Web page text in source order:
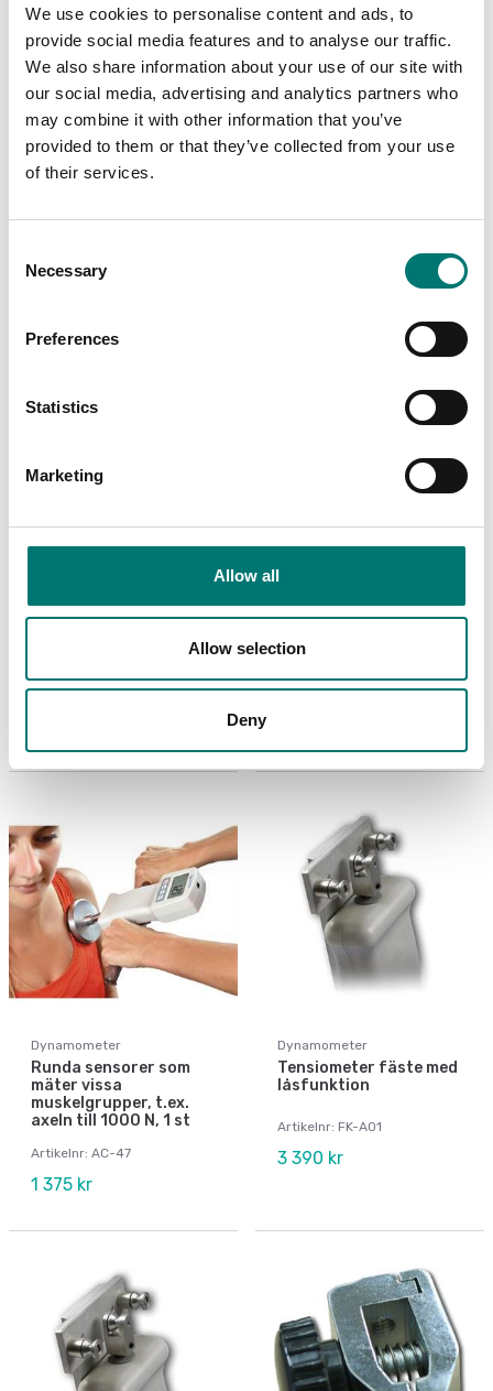
We use cookies to personalise content and ads, to
provide social media features and to analyse our traffic.
We also share information about your use of our site with
our social media, advertising and analytics partners who
may combine it with other information that you’ve
provided to them or that they’ve collected from your use
of their services.
Selection
Necessary
Preferences
Statistics
Marketing
Allow all
Allow selection
Deny
Dynamometer
Premium provbänk för
38 380 kr
Dynamometer
Pris från: 57 400 kr
Premiummotoriserad
Ring verktyg för drag
Dynamometer
Runda sensorer som
mäter vissa
muskelgrupper, t.ex.
axeln till 1000 N, 1 st
Artikelnr: AC-47
1 375 kr
Dynamometer
Tensiometer fäste med
låsfunktion
Artikelnr: FK-A01
3 390 kr